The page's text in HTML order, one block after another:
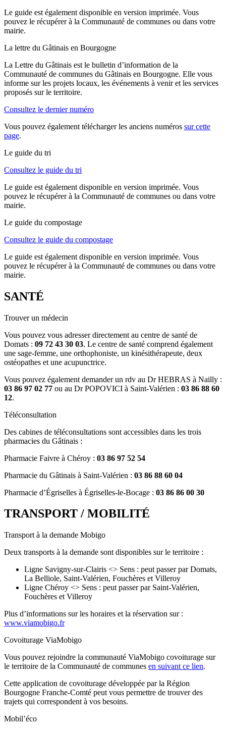
Le guide est également disponible en version imprimée. Vous
pouvez le récupérer à la Communauté de communes ou dans votre
mairie.
La lettre du Gâtinais en Bourgogne
La Lettre du Gâtinais est le bulletin d’information de la
Communauté de communes du Gâtinais en Bourgogne. Elle vous
informe sur les projets locaux, les événements à venir et les services
proposés sur le territoire.
Consultez le dernier numéro
Vous pouvez également télécharger les anciens numéros sur cette
page.
Le guide du tri
Consultez le guide du tri
Le guide est également disponible en version imprimée. Vous
pouvez le récupérer à la Communauté de communes ou dans votre
mairie.
Le guide du compostage
Consultez le guide du compostage
Le guide est également disponible en version imprimée. Vous
pouvez le récupérer à la Communauté de communes ou dans votre
mairie.
SANTÉ
Trouver un médecin
Vous pouvez vous adresser directement au centre de santé de
Domats : 09 72 43 30 03. Le centre de santé comprend également
une sage-femme, une orthophoniste, un kinésithérapeute, deux
ostéopathes et une acupunctrice.
Vous pouvez également demander un rdv au Dr HEBRAS à Nailly :
03 86 97 02 77 ou au Dr POPOVICI à Saint-Valérien : 03 86 88 60
12.
Téléconsultation
Des cabines de téléconsultations sont accessibles dans les trois
pharmacies du Gâtinais :
Pharmacie Faivre à Chéroy : 03 86 97 52 54
Pharmacie du Gâtinais à Saint-Valérien : 03 86 88 60 04
Pharmacie d’Égriselles à Égriselles-le-Bocage : 03 86 86 00 30
TRANSPORT / MOBILITÉ
Transport à la demande Mobigo
Deux transports à la demande sont disponibles sur le territoire :
Ligne Savigny-sur-Clairis <> Sens : peut passer par Domats,
La Belliole, Saint-Valérien, Fouchères et Villeroy
Ligne Chéroy <> Sens : peut passer par Saint-Valérien,
Fouchères et Villeroy
Plus d’informations sur les horaires et la réservation sur :
www.viamobigo.fr
Covoiturage ViaMobigo
Vous pouvez rejoindre la communauté ViaMobigo covoiturage sur
le territoire de la Communauté de communes en suivant ce lien.
Cette application de covoiturage développée par la Région
Bourgogne Franche-Comté peut vous permettre de trouver des
trajets qui correspondent à vos besoins.
Mobil’éco